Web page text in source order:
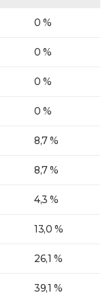
0 %
0 %
0 %
0 %
8,7 %
8,7 %
4,3 %
13,0 %
26,1 %
39,1 %